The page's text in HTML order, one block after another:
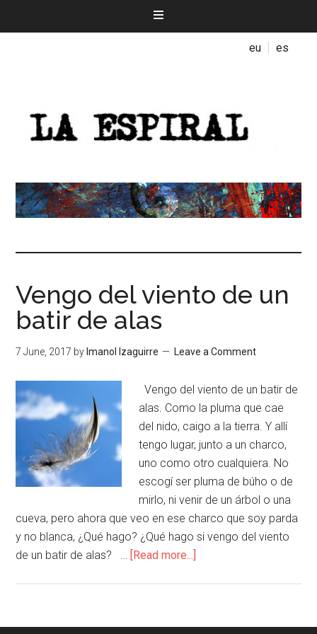
eu es
Vengo del viento de un
batir de alas
7 June, 2017 by Imanol Izaguirre Leave a Comment
Vengo del viento de un batir de
alas. Como la pluma que cae
del nido, caigo a la tierra. Y allí
tengo lugar, junto a un charco,
uno como otro cualquiera. No
escogí ser pluma de búho o de
mirlo, ni venir de un árbol o una
cueva, pero ahora que veo en ese charco que soy parda
y no blanca, ¿Qué hago? ¿Qué hago si vengo del viento
de un batir de alas? … [Read more...]